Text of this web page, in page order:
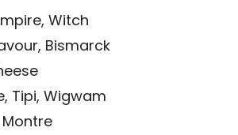
Witch
Bismarck
Tipi, Wigwam